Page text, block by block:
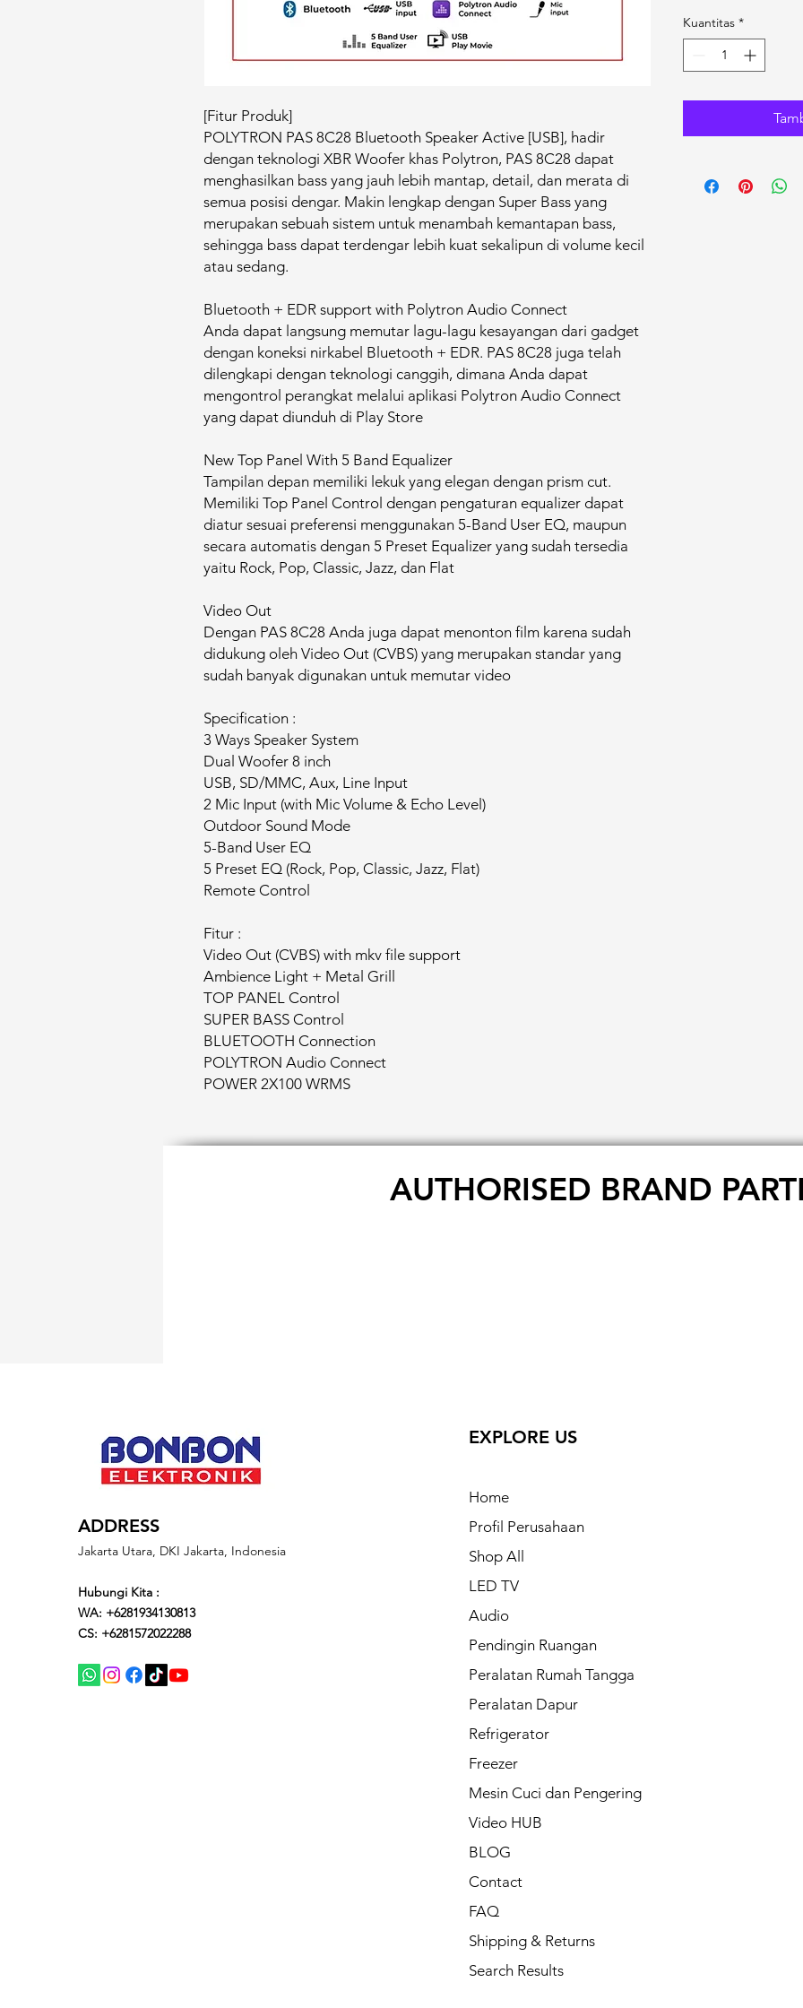
[Fitur Produk]
POLYTRON PAS 8C28 Bluetooth Speaker Active [USB], hadir
dengan teknologi XBR Woofer khas Polytron, PAS 8C28 dapat
menghasilkan bass yang jauh lebih mantap, detail, dan merata di
semua posisi dengar. Makin lengkap dengan Super Bass yang
merupakan sebuah sistem untuk menambah kemantapan bass,
sehingga bass dapat terdengar lebih kuat sekalipun di volume kecil
atau sedang.
Bluetooth + EDR support with Polytron Audio Connect
Anda dapat langsung memutar lagu-lagu kesayangan dari gadget
dengan koneksi nirkabel Bluetooth + EDR. PAS 8C28 juga telah
dilengkapi dengan teknologi canggih, dimana Anda dapat
mengontrol perangkat melalui aplikasi Polytron Audio Connect
yang dapat diunduh di Play Store
New Top Panel With 5 Band Equalizer
Tampilan depan memiliki lekuk yang elegan dengan prism cut.
Memiliki Top Panel Control dengan pengaturan equalizer dapat
diatur sesuai preferensi menggunakan 5-Band User EQ, maupun
secara automatis dengan 5 Preset Equalizer yang sudah tersedia
yaitu Rock, Pop, Classic, Jazz, dan Flat
Video Out
Dengan PAS 8C28 Anda juga dapat menonton film karena sudah
didukung oleh Video Out (CVBS) yang merupakan standar yang
sudah banyak digunakan untuk memutar video
Specification :
3 Ways Speaker System
Dual Woofer 8 inch
USB, SD/MMC, Aux, Line Input
2 Mic Input (with Mic Volume & Echo Level)
Outdoor Sound Mode
5-Band User EQ
5 Preset EQ (Rock, Pop, Classic, Jazz, Flat)
Remote Control
Fitur :
Video Out (CVBS) with mkv file support
Ambience Light + Metal Grill
TOP PANEL Control
SUPER BASS Control
BLUETOOTH Connection
POLYTRON Audio Connect
POWER 2X100 WRMS
Kuantitas *
AUTHORISED BRAND
ADDRESS
Jakarta Utara, DKI Jakarta, Indonesia
Hubungi Kita :
WA: +6281934130813
CS: +6281572022288
EXPLORE US
Home
Profil Perusahaan
Shop All
LED TV
Audio
Pendingin Ruangan
Peralatan Rumah Tangga
Peralatan Dapur
Refrigerator
Freezer
Mesin Cuci dan Pengering
Video HUB
BLOG
Contact
FAQ
Shipping & Returns
Search Results